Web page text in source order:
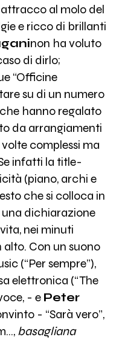
al molo del
e ricco di brillanti
non ha voluto
di dirlo;
“Officine
su di un numero
hanno regalato
da arrangiamenti
complessi ma
infatti la title-
(piano, archi e
che si colloca in
dichiarazione
nei minuti
Con un suono
(“Per sempre”),
elettronica (“The
- e Peter
- “Sarà vero”,
basagliana